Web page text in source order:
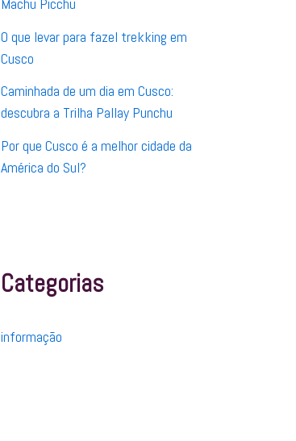
O que levar para fazel trekking em
Cusco
Caminhada de um dia em Cusco:
descubra a Trilha Pallay Punchu
Por que Cusco é a melhor cidade da
América do Sul?
Categorias
informação